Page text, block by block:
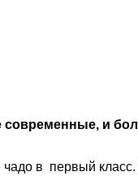
современные, и
в первый